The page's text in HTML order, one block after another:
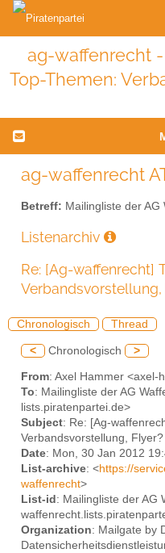
ag-waffenrecht
Top-Themen:
ag-waffenrecht
Betreff: Mailingliste der AG
Listenarchiv
Re: [Ag-waffenrecht]
Verbandsvorstellung,
Chronologisch Thread
< Chronologisch >
From: Axel Hammer <axel-
To: Mailingliste der AG
lists.piratenpartei.de>
Subject: Re: [Ag-
Verbandsvorstellung, Flyer?
Date: Mon, 30 Jan 2012
List-archive: <https://
waffenrecht>
List-id : Mailingliste der AG
Organization: Mailgate by